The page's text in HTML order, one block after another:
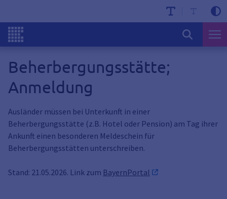
Beherbergungsstätte;
Anmeldung
Ausländer müssen bei Unterkunft in einer
Beherbergungsstätte (z.B. Hotel oder Pension) am Tag ihrer
Ankunft einen besonderen Meldeschein für
Beherbergungsstätten unterschreiben.
Stand: 21.05.2026. Link zum BayernPortal